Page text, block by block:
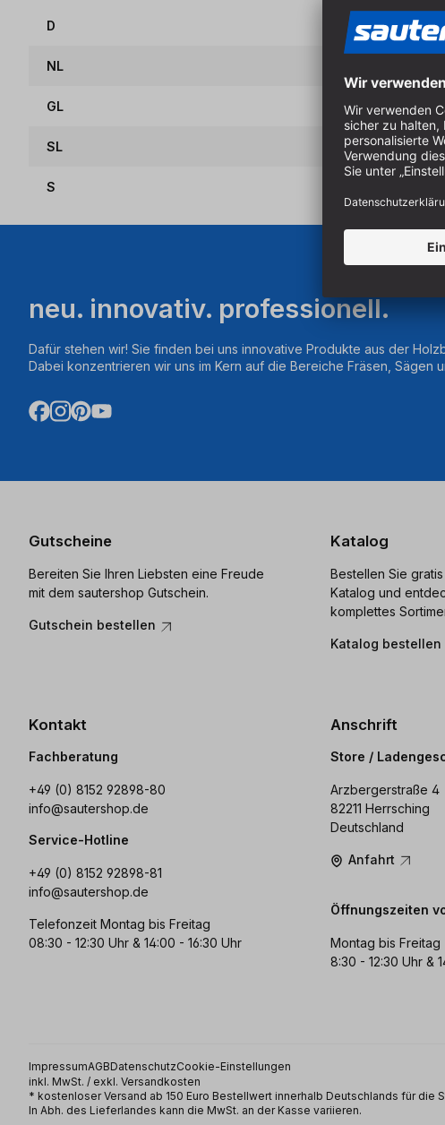
D 18
NL
GL 90
SL 55
S
neu. innovativ. professionell.
Dafür stehen wir! Sie finden bei uns innovative Produkte aus der
Dabei konzentrieren wir uns im Kern auf die Bereiche Fräsen, Sägen
Gutscheine
Bereiten Sie Ihren Liebsten eine Freude
mit dem sautershop Gutschein.
Gutschein bestellen
Katalog
Bestellen Sie
Katalog und
komplettes
Katalog bestellen
Kontakt
Fachberatung
+49 (0) 8152 92898-80
info@sautershop.de
Service-Hotline
+49 (0) 8152 92898-81
info@sautershop.de
Telefonzeit Montag bis Freitag
08:30 - 12:30 Uhr & 14:00 - 16:30 Uhr
Anschrift
Store /
Arzbergerstraße 4
82211 Herrsching
Deutschland
Anfahrt
Öffnungszeiten
Montag bis Freitag
8:30 - 12:30 Uhr &
ImpressumAGBDatenschutzCookie-Einstellungen
inkl. MwSt. / exkl. Versandkosten
* kostenloser Versand ab 150 Euro Bestellwert innerhalb Deutschlands für
In Abh. des Lieferlandes kann die MwSt. an der Kasse variieren.